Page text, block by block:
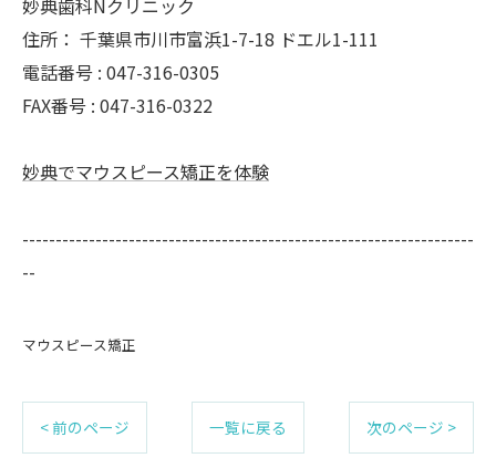
妙典歯科Nクリニック
住所： 千葉県市川市富浜1-7-18 ドエル1-111
電話番号 : 047-316-0305
FAX番号 : 047-316-0322
妙典でマウスピース矯正を体験
--------------------------------------------------------------------
--
マウスピース矯正
< 前のページ 一覧に戻る 次のページ >